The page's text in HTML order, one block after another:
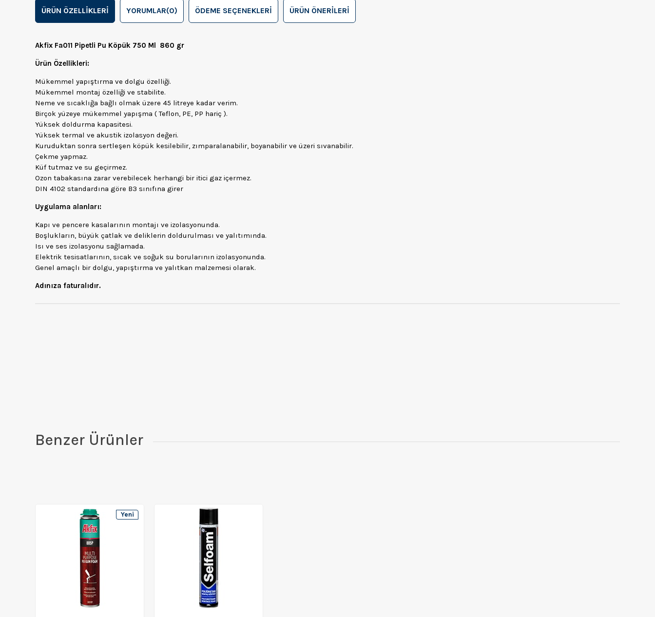
ÜRÜN ÖZELLIKLERI YORUMLAR(0) ÖDEME SEÇENEKLERI ÜRÜN ÖNERILERI
Akfix Fa011 Pipetli Pu Köpük 750 Ml 860 gr
Ürün Özellikleri:
Mükemmel yapıştırma ve dolgu özelliği.
Mükemmel montaj özelliği ve stabilite.
Neme ve sıcaklığa bağlı olmak üzere 45 litreye kadar verim.
Birçok yüzeye mükemmel yapışma ( Teflon, PE, PP hariç ).
Yüksek doldurma kapasitesi.
Yüksek termal ve akustik izolasyon değeri.
Kuruduktan sonra sertleşen köpük kesilebilir, zımparalanabilir, boyanabilir ve üzeri sıvanabilir.
Çekme yapmaz.
Küf tutmaz ve su geçirmez.
Ozon tabakasına zarar verebilecek herhangi bir itici gaz içermez.
DIN 4102 standardına göre B3 sınıfına girer
Uygulama alanları:
Kapı ve pencere kasalarının montajı ve izolasyonunda.
Boşlukların, büyük çatlak ve deliklerin doldurulması ve yalıtımında.
Isı ve ses izolasyonu sağlamada.
Elektrik tesisatlarının, sıcak ve soğuk su borularının izolasyonunda.
Genel amaçlı bir dolgu, yapıştırma ve yalıtkan malzemesi olarak.
Adınıza faturalıdır.
Benzer Ürünler
Yeni